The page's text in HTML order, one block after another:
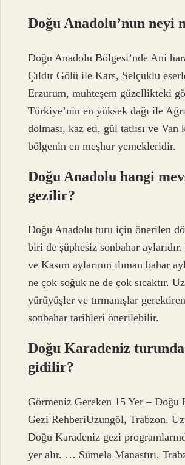
Doğu Anadolu’nun neyi
Doğu Anadolu Bölgesi’nde Ani
Çıldır Gölü ile Kars, Selçuklu
Erzurum, muhteşem güzellikteki
Türkiye’nin en yüksek dağı ile
dolması, kaz eti, gül tatlısı ve Van
bölgenin en meşhur yemekleridir.
Doğu Anadolu hangi
gezilir?
Doğu Anadolu turu için önerilen
biri de şüphesiz sonbahar
ve Kasım aylarının ılıman bahar
ne çok soğuk ne de çok sıcaktır.
yürüyüşler ve tırmanışlar
sonbahar tarihleri ​​önerilebilir.
Doğu Karadeniz
gidilir?
Görmeniz Gereken 15 Yer – Doğu
Gezi RehberiUzungöl, Trabzon.
Doğu Karadeniz gezi
yer alır. … Sümela Manastırı,